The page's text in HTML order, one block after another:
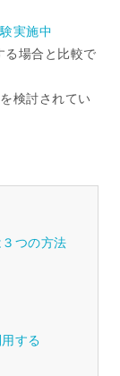
実施中
る場合と比較で
検討されてい
つの方法
する